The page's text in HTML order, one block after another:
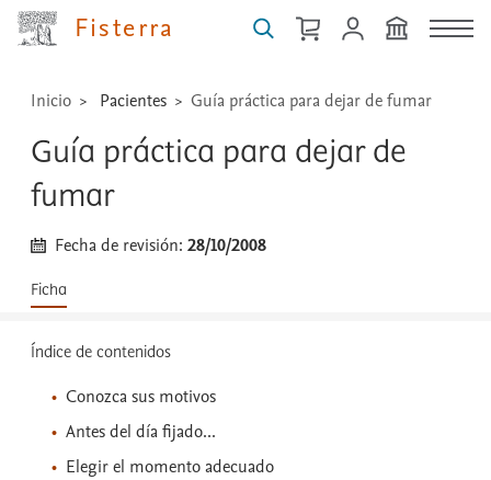
Fisterra
...
Inicio Pacientes Guía práctica para dejar de fumar
Guía práctica para dejar de
fumar
Fecha de revisión:28/10/2008
Ficha
Índice de contenidos
Conozca sus motivos
Antes del día fijado...
Elegir el momento adecuado